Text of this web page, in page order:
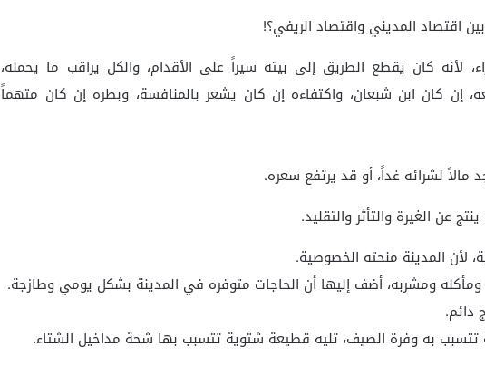
اقتصاد المديني واقتصاد الريفي؟!
لأنه كان يقطع الطريق إلى بيته سيراً على الأقدام، والكل يراقب ما يحمله،
إن كان ابن شبعان، واكتفاءه إن كان يشعر بالمنافسة، وبطره إن كان متهماً
مالاً لشرائه غداً، أو قد يرتفع سعره.
عن الغيرة والتأثر والتقليد.
لأن المدينة منحته الخصوصية.
ومشربه، أضف إليها أن الحاجات متوفره في المدينة بشكل يومي وطازجة.
دائم.
تتسبب به وفرة الصيف، تليه قطيعة شتوية تتسبب بها شحة مداخيل الشتاء.